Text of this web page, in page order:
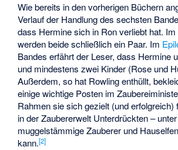
Wie bereits in den vorherigen Büchern
Verlauf der Handlung des sechsten
dass Hermine sich in Ron verliebt hat.
werden beide schließlich ein Paar. Im
Bandes erfährt der Leser, dass Hermine
und mindestens zwei Kinder (Rose und
Außerdem, so hat Rowling enthüllt,
einige wichtige Posten im
Rahmen sie sich gezielt (und erfolgreich)
in der Zaubererwelt Unterdrückten –
muggelstämmige Zauberer und
kann.[2]